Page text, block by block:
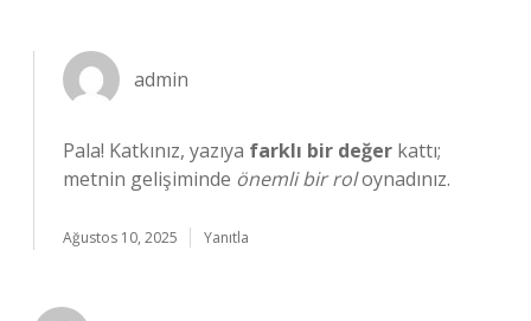
admin
Pala! Katkınız, yazıya farklı bir değer kattı;
metnin gelişiminde önemli bir roloynadınız.
Ağustos 10, 2025 Yanıtla